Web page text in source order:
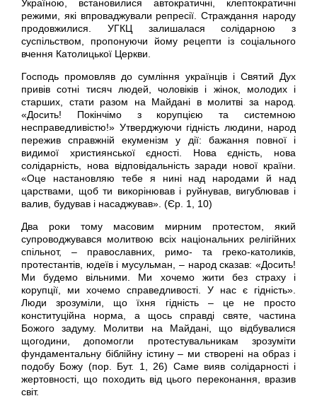
Україною, встановилися автократичні, клептократичні
режими, які впроваджували репресії. Страждання народу
продовжилися. УГКЦ залишалася солідарною з
суспільством, пропонуючи йому рецепти із соціального
вчення Католицької Церкви.
Господь промовляв до сумління українців і Святий Дух
привів сотні тисяч людей, чоловіків і жінок, молодих і
старших, стати разом на Майдані в молитві за народ.
«Досить! Покінчімо з корупцією та системною
несправедливістю!» Утверджуючи гідність людини, народ
пережив справжній екуменізм у дії: бажання повної і
видимої християнської єдності. Нова єдність, нова
солідарність, нова відповідальність заради нової країни.
«Оце настановляю тебе я нині над народами й над
царствами, щоб ти викорінював і руйнував, вигублював і
валив, будував і насаджував». (Єр. 1, 10)
Два роки тому масовим мирним протестом, який
супроводжувався молитвою всіх національних релігійних
спільнот, – православних, римо- та греко-католиків,
протестантів, юдеїв і мусульман, – народ сказав: «Досить!
Ми будемо вільними. Ми хочемо жити без страху і
корупції, ми хочемо справедливості. У нас є гідність».
Люди зрозуміли, що їхня гідність – це не просто
конституційна норма, а щось справді святе, частина
Божого задуму. Молитви на Майдані, що відбувалися
щогодини, допомогли протестувальникам зрозуміти
фундаментальну біблійну істину – ми створені на образ і
подобу Божу (пор. Бут. 1, 26) Саме вияв солідарності і
жертовності, що походить від цього переконання, вразив
світ.